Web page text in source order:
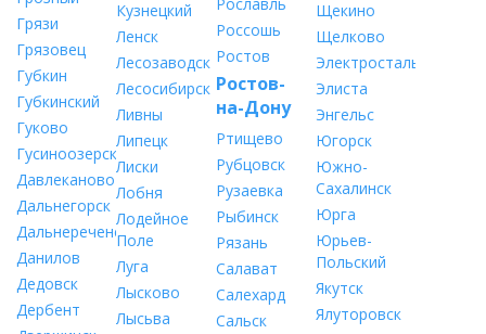
Грязи
Грязовец
Губкин
Губкинский
Гуково
Гусиноозерск
Давлеканово
Дальнегорск
Дальнереченск
Данилов
Дедовск
Дербент
Кузнецкий
Ленск
Лесозаводск
Лесосибирск
Ливны
Липецк
Лиски
Лобня
Лодейное
Поле
Луга
Лысково
Лысьва
Россошь
Ростов
Ростов-
на-Дону
Ртищево
Рубцовск
Рузаевка
Рыбинск
Рязань
Салават
Салехард
Сальск
Щекино
Щелково
Электросталь
Элиста
Энгельс
Югорск
Южно-
Сахалинск
Юрга
Юрьев-
Польский
Якутск
Ялуторовск